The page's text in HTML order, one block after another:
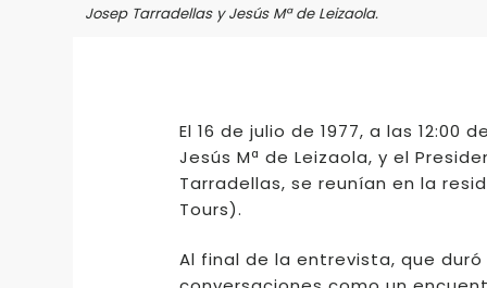
Josep Tarradellas y Jesús Mª de Leizaola.
El 16 de julio de 1977, a las
Jesús Mª de Leizaola, y el
Tarradellas, se reunían en la
Tours).
Al final de la entrevista, que